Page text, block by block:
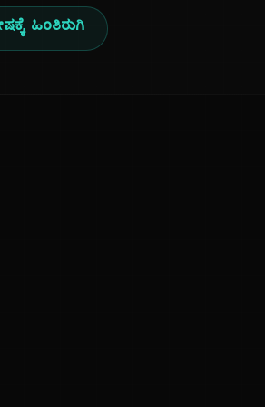
ಹಿಂತಿರುಗಿ